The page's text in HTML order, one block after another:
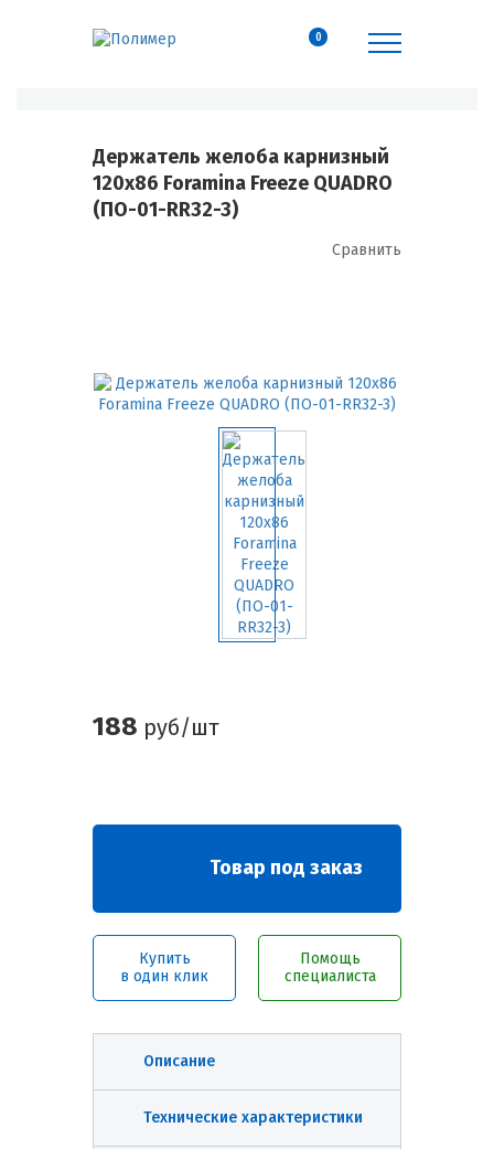
0
Держатель желоба карнизный
120х86 Foramina Freeze QUADRO
(ПО-01-RR32-3)
Сравнить
188 руб/шт
Товар под заказ
Купить
в один клик
Помощь
специалиста
Описание
Технические характеристики